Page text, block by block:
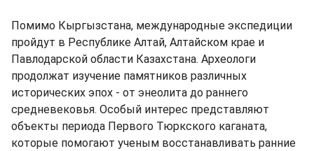
Помимо Кыргызстана, международные экспедиции
пройдут в Республике Алтай, Алтайском крае и
Павлодарской области Казахстана. Археологи
продолжат изучение памятников различных
исторических эпох - от энеолита до раннего
средневековья. Особый интерес представляют
объекты периода Первого Тюркского каганата,
которые помогают ученым восстанавливать ранние